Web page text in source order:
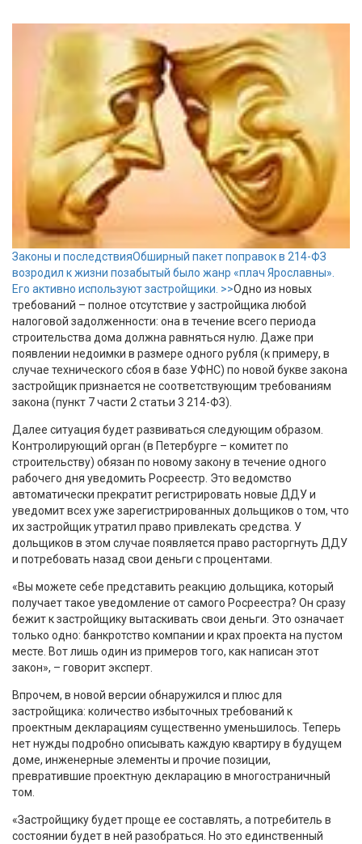
Законы и последствияОбширный пакет поправок в 214-ФЗ
возродил к жизни позабытый было жанр «плач Ярославны».
Его активно используют застройщики. >>Одно из новых
требований – полное отсутствие у застройщика любой
налоговой задолженности: она в течение всего периода
строительства дома должна равняться нулю. Даже при
появлении недоимки в размере одного рубля (к примеру, в
случае технического сбоя в базе УФНС) по новой букве закона
застройщик признается не соответствующим требованиям
закона (пункт 7 части 2 статьи 3 214-ФЗ).
Далее ситуация будет развиваться следующим образом.
Контролирующий орган (в Петербурге – комитет по
строительству) обязан по новому закону в течение одного
рабочего дня уведомить Росреестр. Это ведомство
автоматически прекратит регистрировать новые ДДУ и
уведомит всех уже зарегистрированных дольщиков о том, что
их застройщик утратил право привлекать средства. У
дольщиков в этом случае появляется право расторгнуть ДДУ
и потребовать назад свои деньги с процентами.
«Вы можете себе представить реакцию дольщика, который
получает такое уведомление от самого Росреестра? Он сразу
бежит к застройщику вытаскивать свои деньги. Это означает
только одно: банкротство компании и крах проекта на пустом
месте. Вот лишь один из примеров того, как написан этот
закон», – говорит эксперт.
Впрочем, в новой версии обнаружился и плюс для
застройщика: количество избыточных требований к
проектным декларациям существенно уменьшилось. Теперь
нет нужды подробно описывать каждую квартиру в будущем
доме, инженерные элементы и прочие позиции,
превратившие проектную декларацию в многостраничный
том.
«Застройщику будет проще ее составлять, а потребитель в
состоянии будет в ней разобраться. Но это единственный